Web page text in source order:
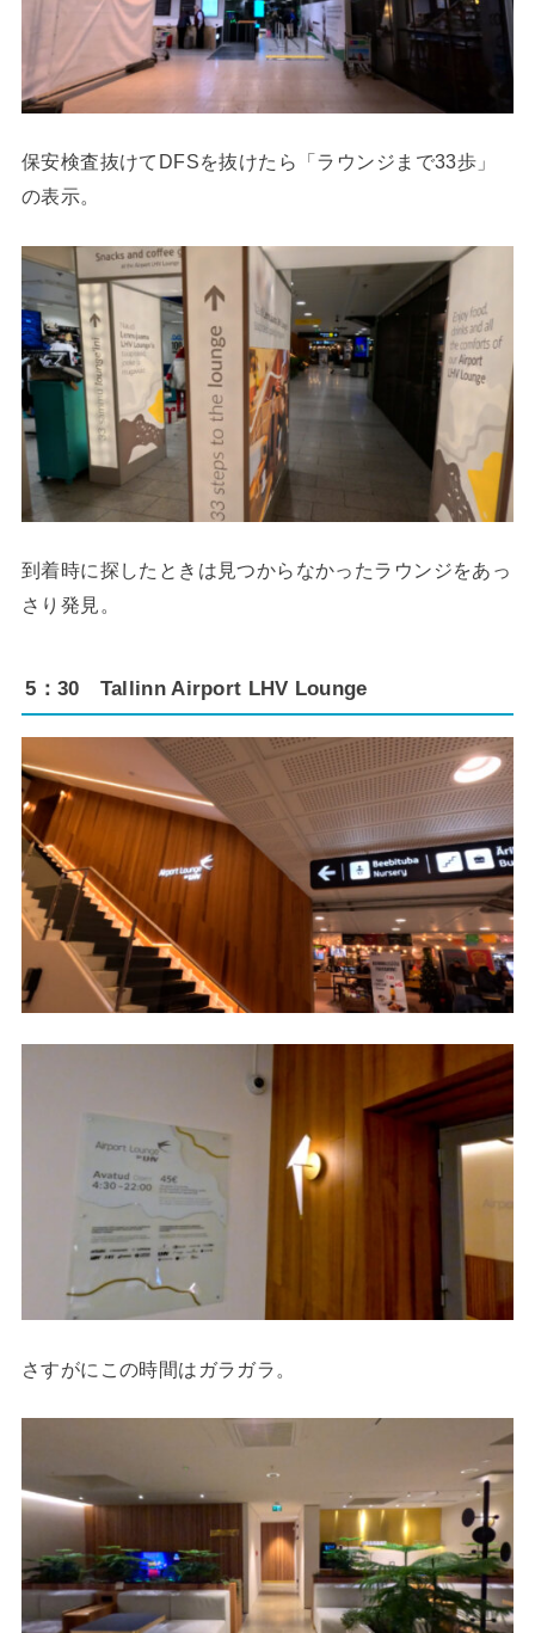
保安検査抜けてDFSを抜けたら「ラウンジまで33歩」
の表示。
到着時に探したときは見つからなかったラウンジをあっ
さり発見。
5：30 Tallinn Airport LHV Lounge
さすがにこの時間はガラガラ。